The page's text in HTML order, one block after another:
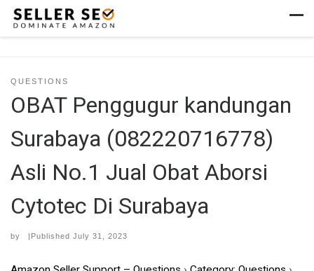
Skip to content
QUESTIONS
OBAT Penggugur kandungan
Surabaya (082220716778)
Asli No.1 Jual Obat Aborsi
Cytotec Di Surabaya
by |Published July 31, 2023